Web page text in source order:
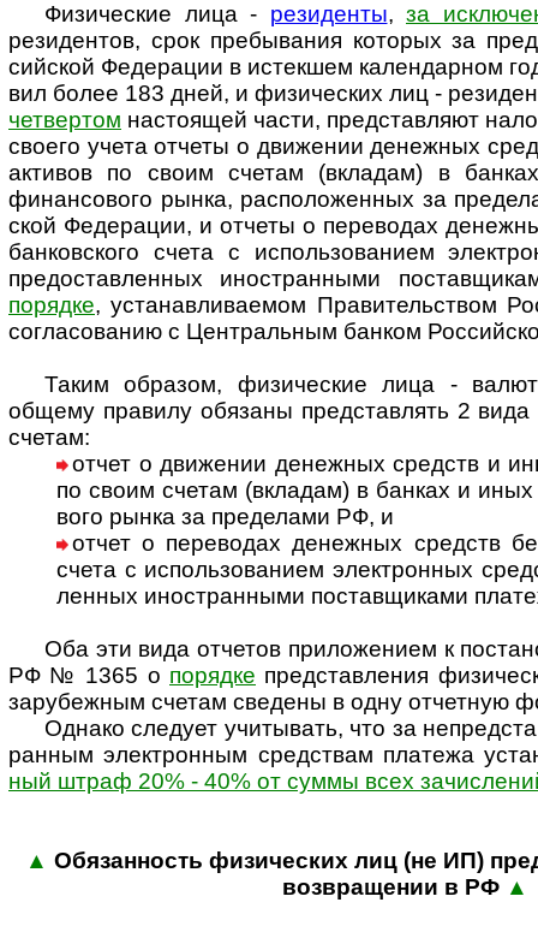
Физические лица - резиденты, за
рези­ден­тов, срок пре­бы­ва­ния кото­рых за
сий­ской Феде­ра­ции в истек­шем кален­дар­ном
вил более 183 дней, и физи­чес­ких лиц -
чет­вер­том насто­ящей части, пред­став­ляют
своего учета отчеты о дви­же­нии денеж­ных
акти­вов по своим сче­там (вкла­дам) в
финан­со­вого рынка, распо­ло­жен­ных за
ской Феде­ра­ции, и от­четы о пере­во­дах
бан­ков­ского счета с исполь­зо­ва­нием
предо­став­лен­ных ино­ст­ран­ными
поря­дке, уста­нав­ли­ва­е­мом Пра­ви­тель­ст­вом
согла­сова­нию с Цент­раль­ным бан­ком
Таким образом, физические лица -
общему пра­вилу обя­заны пред­став­лять 2
сче­там:
отчет о движении денежных средств и
по своим сче­там (вкла­дам) в бан­ках и
вого рынка за пре­де­лами РФ, и
отчет о переводах денежных средств
счета с ис­поль­зо­ва­нием эле­кт­рон­ных
лен­ных ино­ст­ран­ными пос­тав­щи­ками
Оба эти вида отчетов приложением к
РФ № 1365 о поря­дке пред­став­ле­ния
зару­беж­ным сче­там све­дены в одну отчет­ную
Однако следует учитывать, что за
ран­ным эле­кт­рон­ным сред­ст­вам пла­тежа
ный штраф 20% - 40% от суммы всех
▲ Обязанность физи­чес­ких лиц (не ИП)
воз­вра­ще­нии в РФ ▲